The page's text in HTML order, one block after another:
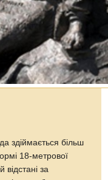
здіймається більш
18-метрової
за